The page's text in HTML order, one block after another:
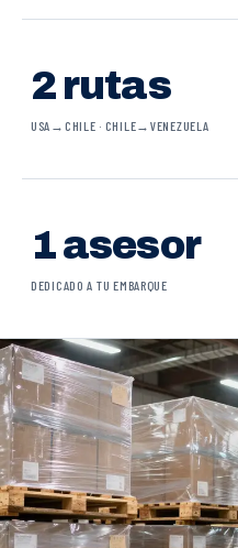
2 rutas
USA→CHILE · CHILE→VENEZUELA
1 asesor
DEDICADO A TU EMBARQUE